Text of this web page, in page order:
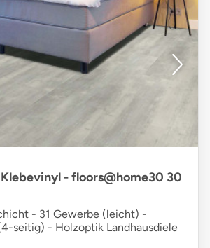
- floors@home30 30
- 31 Gewerbe (leicht) -
seitig) - Holzoptik Landhausdiele